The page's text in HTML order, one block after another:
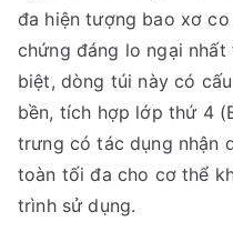
đa hiện tượng bao xơ
chứng đáng lo ngại
biệt, dòng túi này có
bền, tích hợp lớp thứ 4
trưng có tác dụng nhận
toàn tối đa cho cơ thể
trình sử dụng.